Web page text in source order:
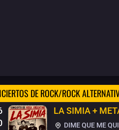
DE ROCK/ROCK
LA SIMIA +
DIME QUE ME